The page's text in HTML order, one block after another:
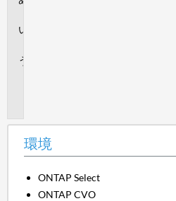
環境
ONTAP Select
ONTAP CVO